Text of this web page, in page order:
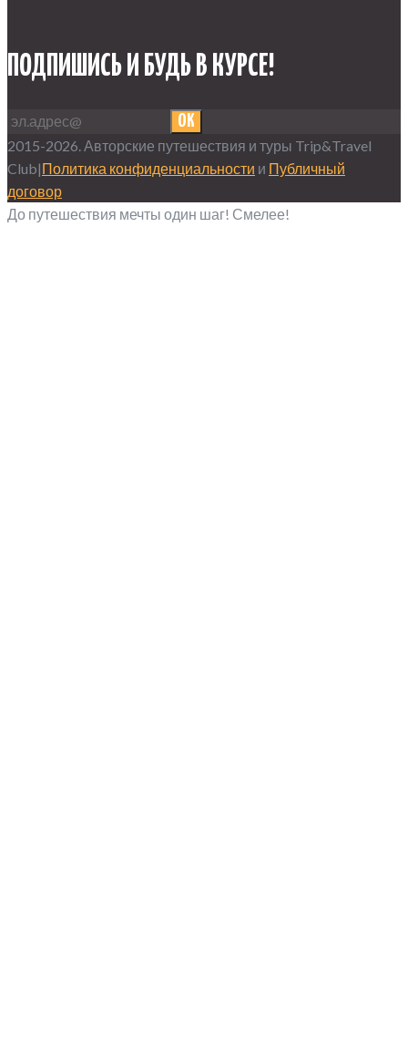
ПОДПИШИСЬ И БУДЬ В КУРСЕ!
OK
2015-2026. Авторские путешествия и туры Trip&Travel
Club|Политика конфиденциальности и Публичный
договор
До путешествия мечты один шаг! Смелее!